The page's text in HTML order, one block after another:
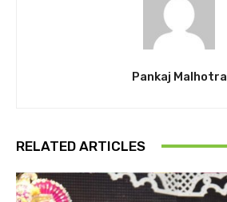
Pankaj Malhotra
RELATED ARTICLES